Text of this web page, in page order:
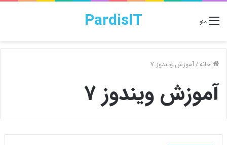
PardisIT منو
خانه/آموزش ویندوز 7
آموزش ویندوز 7